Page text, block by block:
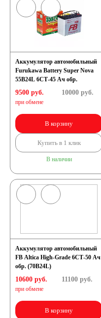
Аккумулятор автомобильный
Furukawa Battery Super Nova
55B24L 6СТ-45 Ач обр.
9500 руб.
при обмене
10000руб.
В корзину
Купить в 1 клик
В наличии
Аккумулятор автомобильный
FB Altica High-Grade 6СТ-50 Ач
обр. (70B24L)
10600 руб.
при обмене
11100руб.
В корзину